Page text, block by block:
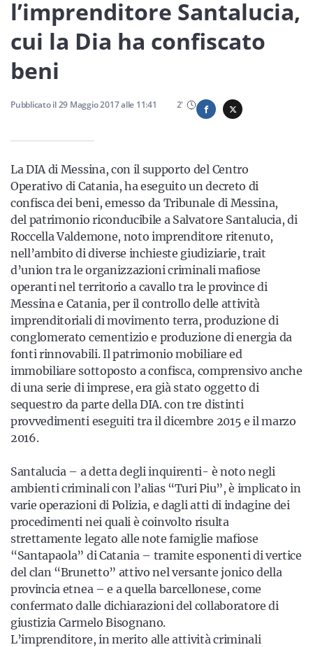
Servizi
nostra newsletter
Iscriviti
l’imprenditore Santalucia,
cui la Dia ha confiscato
beni
Pubblicato il29 Maggio 2017alle 11:41 2'
La DIA di Messina, con il supporto del Centro
Operativo di Catania, ha eseguito un decreto di
confisca dei beni, emesso da Tribunale di Messina,
del patrimonio riconducibile a Salvatore Santalucia, di
Roccella Valdemone, noto imprenditore ritenuto,
nell’ambito di diverse inchieste giudiziarie, trait
d’union tra le organizzazioni criminali mafiose
operanti nel territorio a cavallo tra le province di
Messina e Catania, per il controllo delle attività
imprenditoriali di movimento terra, produzione di
conglomerato cementizio e produzione di energia da
fonti rinnovabili. Il patrimonio mobiliare ed
immobiliare sottoposto a confisca, comprensivo anche
di una serie di imprese, era già stato oggetto di
sequestro da parte della DIA. con tre distinti
provvedimenti eseguiti tra il dicembre 2015 e il marzo
2016.
Santalucia – a detta degli inquirenti- è noto negli
ambienti criminali con l’alias “Turi Piu”, è implicato in
varie operazioni di Polizia, e dagli atti di indagine dei
procedimenti nei quali è coinvolto risulta
strettamente legato alle note famiglie mafiose
“Santapaola” di Catania – tramite esponenti di vertice
del clan “Brunetto” attivo nel versante jonico della
provincia etnea – e a quella barcellonese, come
confermato dalle dichiarazioni del collaboratore di
giustizia Carmelo Bisognano.
L’imprenditore, in merito alle attività criminali